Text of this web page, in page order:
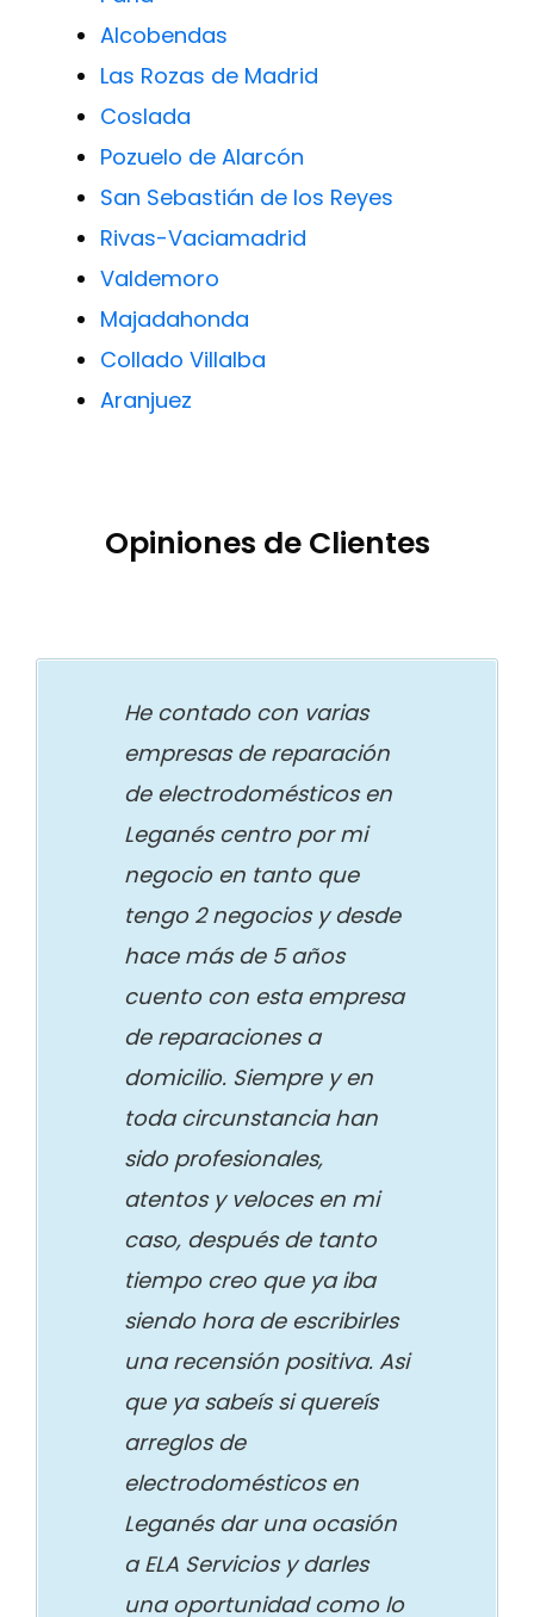
Alcobendas
Las Rozas de Madrid
Coslada
Pozuelo de Alarcón
San Sebastián de los Reyes
Rivas-Vaciamadrid
Valdemoro
Majadahonda
Collado Villalba
Aranjuez
Opiniones de Clientes
He contado con varias
empresas de reparación
de electrodomésticos en
Leganés centro por mi
negocio en tanto que
tengo 2 negocios y desde
hace más de 5 años
cuento con esta empresa
de reparaciones a
domicilio. Siempre y en
toda circunstancia han
sido profesionales,
atentos y veloces en mi
caso, después de tanto
tiempo creo que ya iba
siendo hora de escribirles
una recensión positiva. Asi
que ya sabeís si quereís
arreglos de
electrodomésticos en
Leganés dar una ocasión
a ELA Servicios y darles
una oportunidad como lo